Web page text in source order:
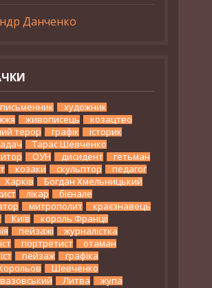
Данченко
письменник
художник
живописець
козацтво
терор
графік
історик
Тарас Шевченко
ОУН дисидент
гетьман
козаки скульптор
педагог
Харків
Богдан Хмельницький
лікар
бієнале
митрополит
краєзнавець
Київ
король Франції
пейзажі
журналістка
портретист
отаман
пейзаж
графіка
Шевченко
Литва жупа